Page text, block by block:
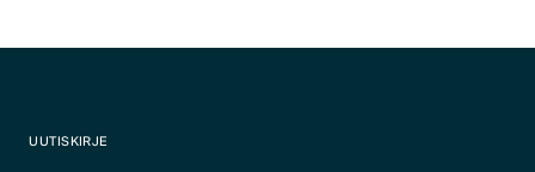
UUTISKIRJE